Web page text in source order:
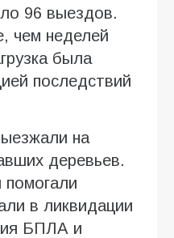
96 выездов.
чем неделей
была
последствий
на
деревьев.
помогали
в ликвидации
БПЛА и